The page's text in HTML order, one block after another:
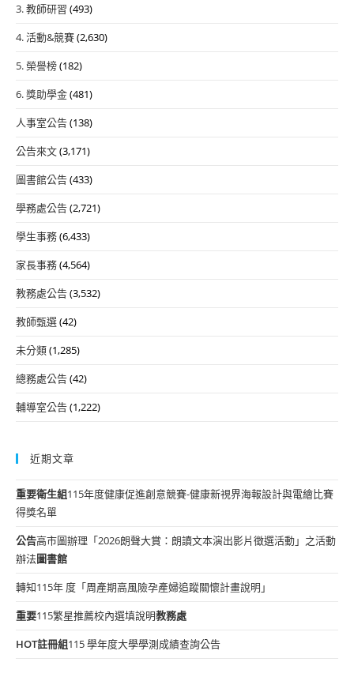
3. 教師研習 (493)
4. 活動&競賽(2,630)
5. 榮譽榜(182)
6. 獎助學金(481)
人事室公告(138)
公告來文(3,171)
圖書館公告(433)
學務處公告(2,721)
學生事務(6,433)
家長事務(4,564)
教務處公告(3,532)
教師甄選(42)
未分類(1,285)
總務處公告(42)
輔導室公告(1,222)
近期文章
重要衛生組115年度健康促進創意競賽-健康新視界海報設計與電繪比賽
得獎名單
公告高市圖辦理「2026朗聲大賞：朗讀文本演出影片徵選活動」之活動
辦法圖書館
轉知115年 度「周產期高風險孕產婦追蹤關懷計畫說明」
重要115繁星推薦校內選填說明教務處
HOT註冊組115 學年度大學學測成績查詢公告